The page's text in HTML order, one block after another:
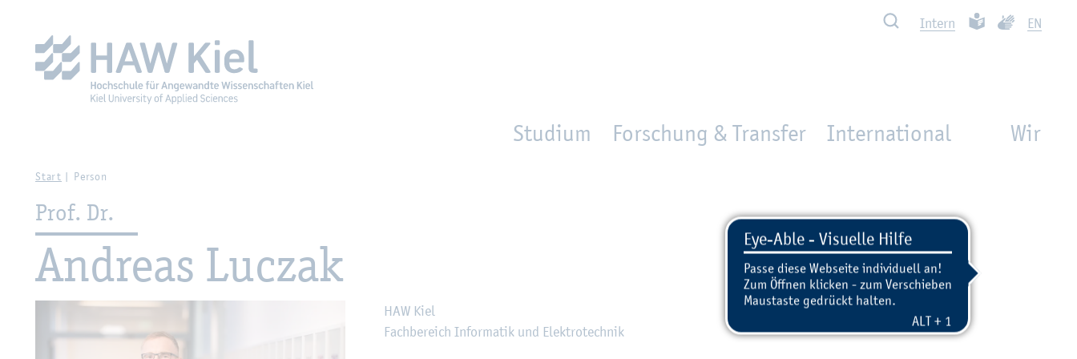
Such­ben In­tern Leich­te Spra­che
EN
Studium Forschung & Transfer International Wir
Start Per­son
Prof. Dr.
An­dre­as Luczak
HAW Kiel
Fach­be­reich In­for­ma­tik und Elek­tro­tech­nik